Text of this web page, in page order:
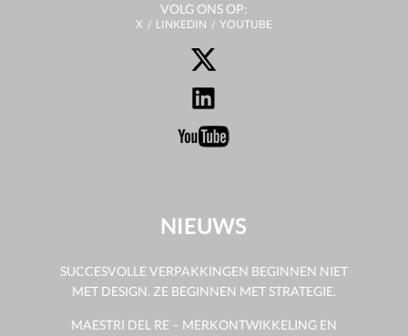
VOLG ONS OP:
X LINKEDIN YOUTUBE
NIEUWS
SUCCESVOLLE VERPAKKINGEN BEGINNEN NIET
MET DESIGN. ZE BEGINNEN MET STRATEGIE.
MAESTRI DEL RE – MERKONTWIKKELING EN